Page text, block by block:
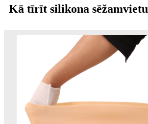
Kā tīrīt silikona sēžamvietu